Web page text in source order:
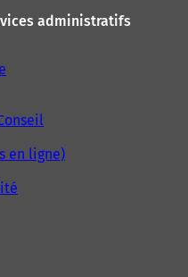
administratifs
en ligne)